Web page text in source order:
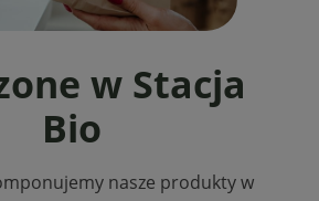
w Stacja
Bio
nasze produkty w